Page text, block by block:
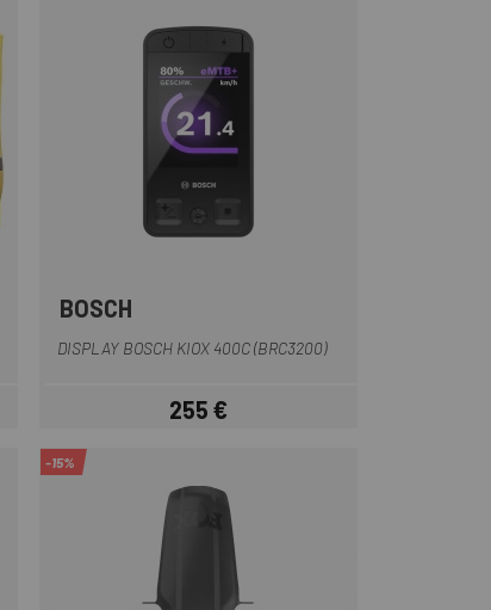
BOSCH
DISPLAY BOSCH KIOX 400C (BRC3200)
Precio
255 €
-15%